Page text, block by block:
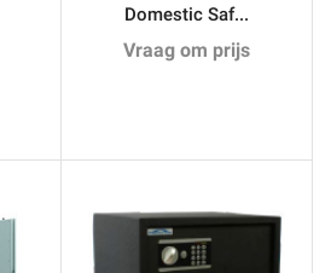
Domestic Saf...
Vraag om prijs